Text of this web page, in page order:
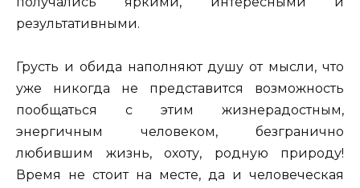
результативными.
Грусть и обида наполняют душу от мысли, что
уже никогда не представится возможность
пообщаться с этим жизнерадостным,
энергичным человеком, безгранично
любившим жизнь, охоту, родную природу!
Время не стоит на месте, да и человеческая